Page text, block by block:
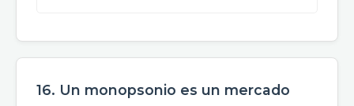
16. Un monopsonio es un mercado